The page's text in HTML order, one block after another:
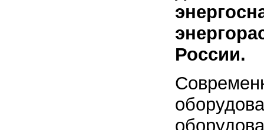
России.